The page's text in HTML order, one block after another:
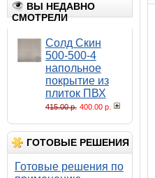
ВЫ НЕДАВНО
СМОТРЕЛИ
Солд Скин
500-500-4
напольное
покрытие из
плиток ПВХ
415.00 р. 400.00 р.
ГОТОВЫЕ РЕШЕНИЯ
Готовые решения по